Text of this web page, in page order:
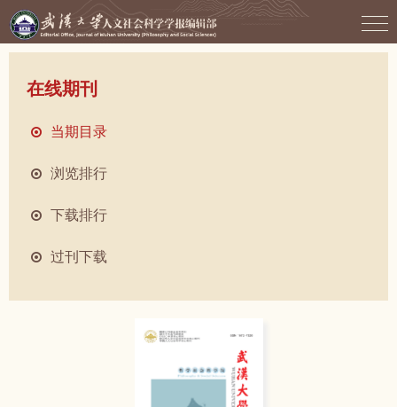
在线期刊
当期目录
浏览排行
下载排行
过刊下载